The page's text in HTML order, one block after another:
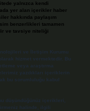
yalnızca kendi
yer alan içerikler haber
hakkında paylaşım
benzerlikleri tamamen
ve tavsiye niteliği
ve İletişim Kurumu
hizmet vermektedir. Bu
veya araştırma
yazdıkları içeriklerin
bu sorumluluğu kabul
düşündüğünüz içerikleri,
halinde, ilgili